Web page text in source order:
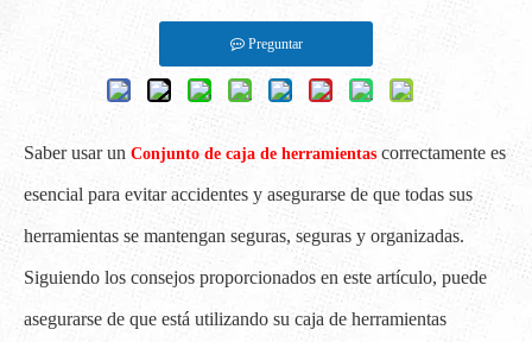
Preguntar
Saber usar un Conjunto de caja de herramientascorrectamente es
esencial para evitar accidentes y asegurarse de que todas sus
herramientas se mantengan seguras, seguras y organizadas.
Siguiendo los consejos proporcionados en este artículo, puede
asegurarse de que está utilizando su caja de herramientas